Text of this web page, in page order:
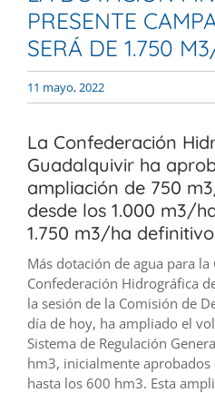
PRESENTE
SERÁ DE 1.750
11 mayo, 2022
La Confederación
Guadalquivir ha
ampliación de 750
desde los 1.000 m3/
1.750 m3/ha
Más dotación de agua para la
Confederación Hidrográfica
la sesión de la Comisión de
día de hoy, ha ampliado el
Sistema de Regulación
hm3, inicialmente aprobados
hasta los 600 hm3. Esta